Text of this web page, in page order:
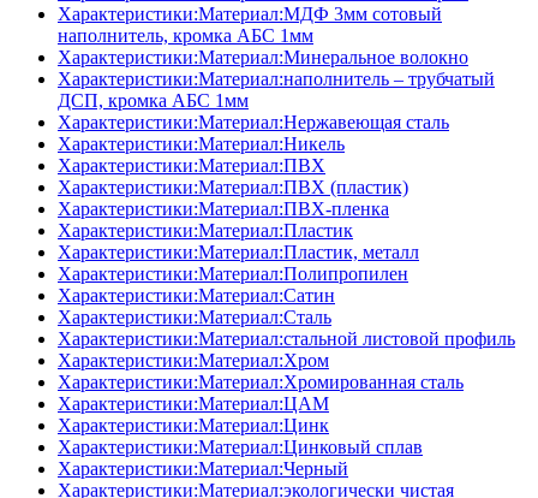
Характеристики:Материал:МДФ 3мм сотовый
наполнитель, кромка AБC 1мм
Характеристики:Материал:Минеральное волокно
Характеристики:Материал:наполнитель – трубчатый
ДСП, кромка AБC 1мм
Характеристики:Материал:Нержавеющая сталь
Характеристики:Материал:Никель
Характеристики:Материал:ПВХ
Характеристики:Материал:ПВХ (пластик)
Характеристики:Материал:ПВХ-пленка
Характеристики:Материал:Пластик
Характеристики:Материал:Пластик, металл
Характеристики:Материал:Полипропилен
Характеристики:Материал:Сатин
Характеристики:Материал:Сталь
Характеристики:Материал:стальной листовой профиль
Характеристики:Материал:Хром
Характеристики:Материал:Хромированная сталь
Характеристики:Материал:ЦАМ
Характеристики:Материал:Цинк
Характеристики:Материал:Цинковый сплав
Характеристики:Материал:Черный
Характеристики:Материал:экологически чистая